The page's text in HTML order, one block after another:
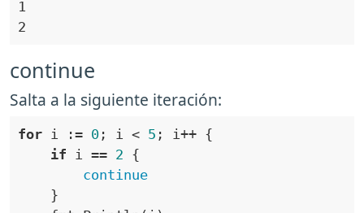
continue
Salta a la siguiente iteración:
for i := 0; i < 5
if i == 2
continue